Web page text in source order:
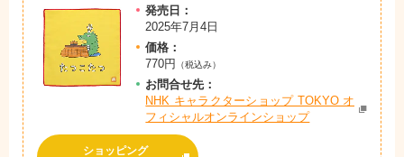
発売日：
2025年7月4日
価格：
770円
（税込み）
お問合せ先：
NHK キャラクターショップ TOKYO オ
フィシャルオンラインショップ
ショッピング